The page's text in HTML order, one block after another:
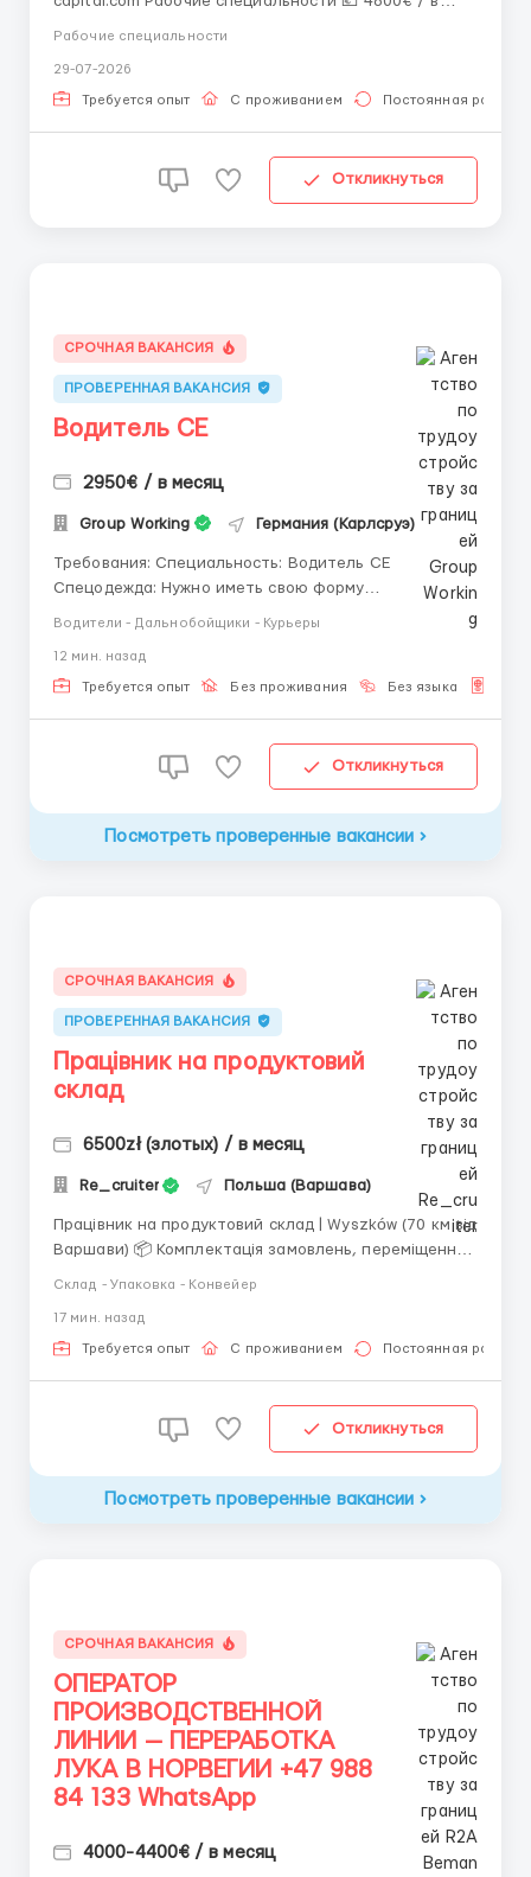
месяц 📍 Норвегия (Осло) Контактное лицо: R2A 📲
Постоянная работа ✔ Рабочая виза ✔ Для мужчин /
женщин / семейных пар ✔ Срочный набо...
Рабочие специальности
29-07-2026
Требуется опыт С проживанием Постоянная работа
Откликнуться
СРОЧНАЯ ВАКАНСИЯ
ПРОВЕРЕННАЯ ВАКАНСИЯ
Водитель СЕ
2950€ / в месяц
Group Working Германия (Карлсруэ)
Требования: Специальность: Водитель СЕ
Спецодежда: Нужно иметь свою форму
Осуществление перевозки грузов по установленным
маршрутам в соответствии с транспортными
Водители - Дальнобойщики - Курьеры
12 мин. назад
Требуется опыт Без проживания Без языка
Откликнуться
Посмотреть проверенные вакансии
СРОЧНАЯ ВАКАНСИЯ
ПРОВЕРЕННАЯ ВАКАНСИЯ
Працівник на продуктовий
склад
6500zł (злотых) / в месяц
Re_cruiter Польша (Варшава)
Працівник на продуктовий склад | Wyszków (70 км від
Варшави) 📦 Комплектація замовлень, переміщення
2 тижні — 24 зл/год нетто, далі — акордна система
оплати (можливий заробіто...
Склад - Упаковка - Конвейер
17 мин. назад
Требуется опыт С проживанием Постоянная работа
Откликнуться
Посмотреть проверенные вакансии
СРОЧНАЯ ВАКАНСИЯ
ОПЕРАТОР
ПРОИЗВОДСТВЕННОЙ
ЛИНИИ — ПЕРЕРАБОТКА
ЛУКА В НОРВЕГИИ +47 988
84 133 WhatsApp
4000-4400€ / в месяц